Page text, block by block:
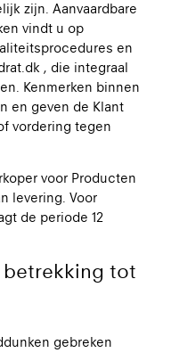
zijn. Aanvaardbare
vindt u op
en
, die integraal
Kenmerken binnen
en geven de Klant
vordering tegen
voor Producten
levering. Voor
de periode 12
betrekking tot
gebreken